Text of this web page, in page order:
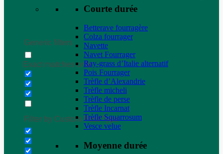
Generic filters
Exact matches only
Filter by Custom Post Type
Courte durée
Betterave fourragère
Colza fourrager
Navette
Navet Fourrager
Ray-grass d’Italie alternatif
Pois Fourrager
Trèfle d’Alexandrie
Trèfle micheli
Trèfle de perse
Trèfle Incarnat
Trèfle Squarrosum
Vesce velue
Moyenne durée